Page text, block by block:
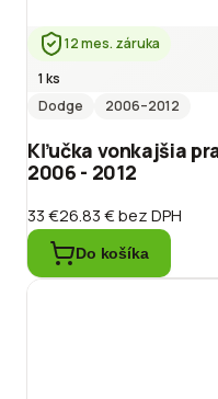
12 mes. záruka
1 ks
Dodge
2006–2012
Kľučka vonkajšia
2006 - 2012
33 €26.83 €bez DPH
Do košíka